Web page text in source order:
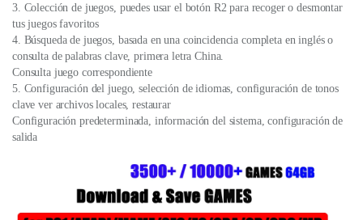
3. Colección de juegos, puedes usar el botón R2 para recoger o desmontar
tus juegos favoritos
4. Búsqueda de juegos, basada en una coincidencia completa en inglés o
consulta de palabras clave, primera letra China.
Consulta juego correspondiente
5. Configuración del juego, selección de idiomas, configuración de tonos
clave ver archivos locales, restaurar
Configuración predeterminada, información del sistema, configuración de
salida